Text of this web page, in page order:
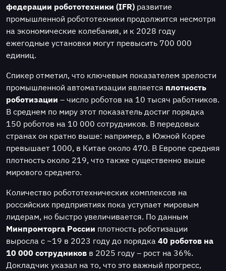
федерации робототехники (IFR) развитие
промышленной робототехники продолжится несмотря
на экономические колебания, и к 2028 году
ежегодные установки могут превысить 700 000
единиц.
Спикер отметил, что ключевым показателем зрелости
промышленной автоматизации является плотность
роботизации – число роботов на 10 тысяч работников.
В среднем по миру этот показатель достиг порядка
150 роботов на 10 000 сотрудников. В передовых
странах он кратно выше: например, в Южной Корее
превышает 1000, в Китае около 470. В Европе средняя
плотность около 219, что также существенно выше
мирового среднего.
Количество робототехнических комплексов на
российских предприятиях пока уступает мировым
лидерам, но быстро увеличивается. По данным
Минпромторга России плотность роботизации
выросла с ~19 в 2023 году до порядка 40 роботов на
10 000 сотрудников в 2025 году – рост на 36%.
Докладчик указал на то, что это важный прогресс,